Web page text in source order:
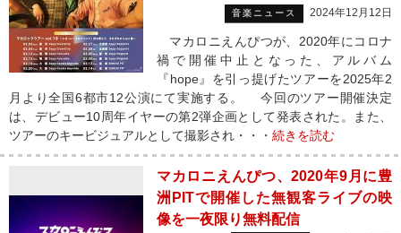
音楽ニュース 2024年12月12日
マカロニえんぴつが、2020年にコロナ
禍で開催中止となった、アルバム
『hope』を引っ提げたツアーを2025年2
月より全国6都市12公演にて実施する。 今回のツアー開催決定
は、デビュー10周年イヤーの第2弾企画として発表された。また、
ツアーのキービジュアルとして撮影され・・・ 続きを読む
マカロニえんぴつ、2020年9月に豊
洲PITで開催した無観客ライブの映
像を一夜限り無料配信